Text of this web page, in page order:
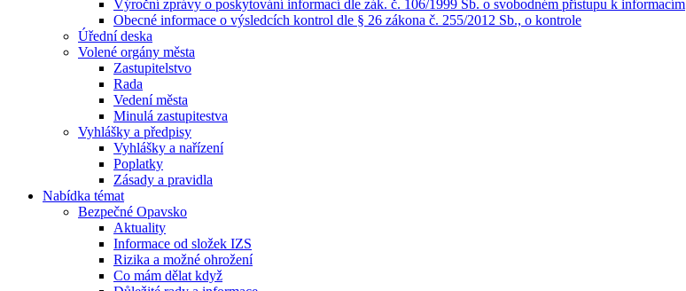
Výroční zprávy o poskytování informací dle zák. č. 106/1999 Sb. o svobodném přístupu k informacím
Obecné informace o výsledcích kontrol dle § 26 zákona č. 255/2012 Sb., o kontrole
Úřední deska
Volené orgány města
Zastupitelstvo
Rada
Vedení města
Minulá zastupitestva
Vyhlášky a předpisy
Vyhlášky a nařízení
Poplatky
Zásady a pravidla
Nabídka témat
Bezpečné Opavsko
Aktuality
Informace od složek IZS
Rizika a možné ohrožení
Co mám dělat když